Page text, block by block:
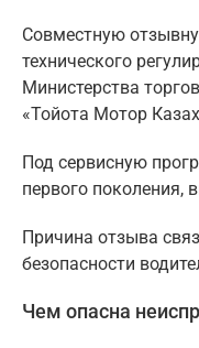
Совместную
технического
Министерства
«Тойота Мотор
Под сервисную
первого поколения,
Причина отзыва
безопасности
Чем опасна